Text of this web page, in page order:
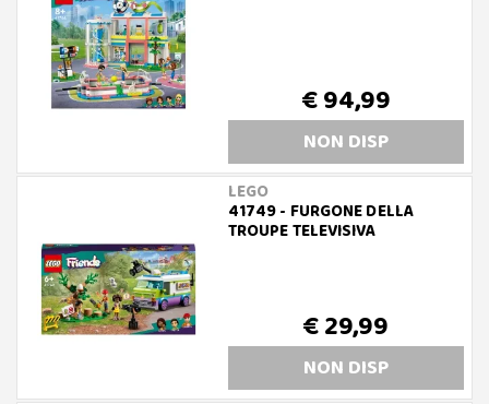
€ 94,99
NON DISP
LEGO
41749 - FURGONE DELLA
TROUPE TELEVISIVA
€ 29,99
NON DISP